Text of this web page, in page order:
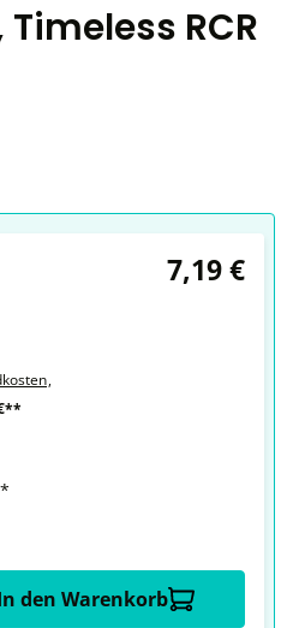
RCR
7,19 €
,
den Warenkorb